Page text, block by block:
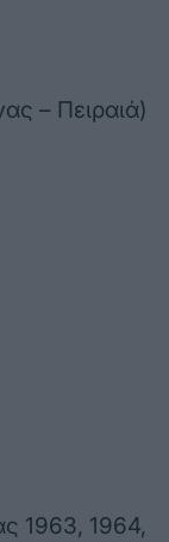
– Πειραιά)
1963, 1964,